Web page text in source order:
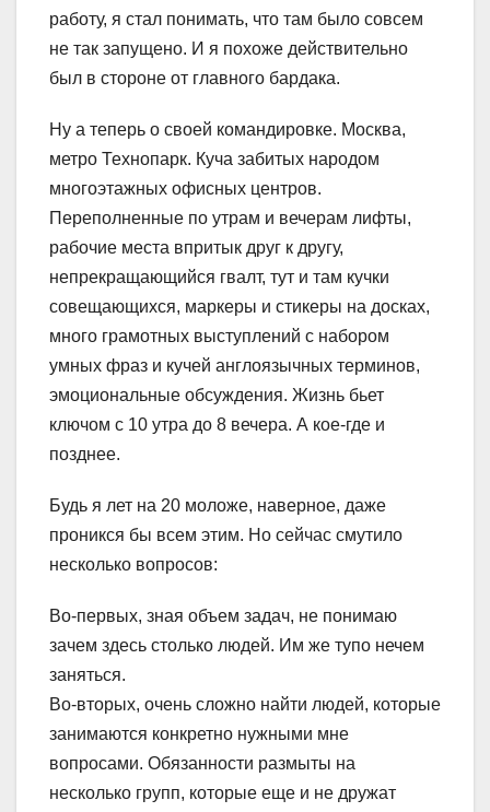
работу, я стал понимать, что там было совсем
не так запущено. И я похоже действительно
был в стороне от главного бардака.
Ну а теперь о своей командировке. Москва,
метро Технопарк. Куча забитых народом
многоэтажных офисных центров.
Переполненные по утрам и вечерам лифты,
рабочие места впритык друг к другу,
непрекращающийся гвалт, тут и там кучки
совещающихся, маркеры и стикеры на досках,
много грамотных выступлений с набором
умных фраз и кучей англоязычных терминов,
эмоциональные обсуждения. Жизнь бьет
ключом с 10 утра до 8 вечера. А кое-где и
позднее.
Будь я лет на 20 моложе, наверное, даже
проникся бы всем этим. Но сейчас смутило
несколько вопросов:
Во-первых, зная объем задач, не понимаю
зачем здесь столько людей. Им же тупо нечем
заняться.
Во-вторых, очень сложно найти людей, которые
занимаются конкретно нужными мне
вопросами. Обязанности размыты на
несколько групп, которые еще и не дружат